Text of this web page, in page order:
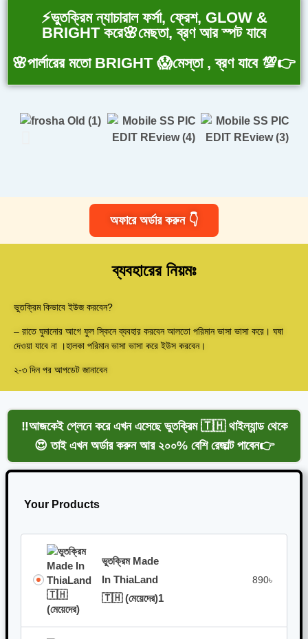
⚡ভুতক্রিম ন্যাচারাল ফর্সা, ফ্রেশ, GLOW &
BRIGHT করে🌸মেছতা, ব্রণ আর স্পট যাবে
🌸পার্লারের মতো BRIGHT 😱মেস্তা , ব্রণ যাবে 💯👉
অফারে অর্ডার করুন 👇
ব্যবহারের নিয়মঃ
ভুতক্রিম কিভাবে ইউজ করবেন?
– রাতে ঘুমানোর আগে ফুল স্কিনে ব্যবহার করবেন আলতো পরিমান ভাসা ভাসা করে। ঘষা
দেওয়া যাবে না ।হালকা পরিমান ভাসা ভাসা করে ইউস করবেন।
২-৩ দিন পর আপডেট জানাবেন
‼️আজকেই প্লেনে করে এখন এসেছে ভুতক্রিম 🇹🇭 থাইল্যান্ড থেকে
😍 তাই এখন অর্ডার করুন আর ২০০% বেশি রেজাল্ট পাবেন👉
Your Products
ভুতক্রিম Made
In ThiaLand
🇹🇭 (মেয়েদের)1
890৳